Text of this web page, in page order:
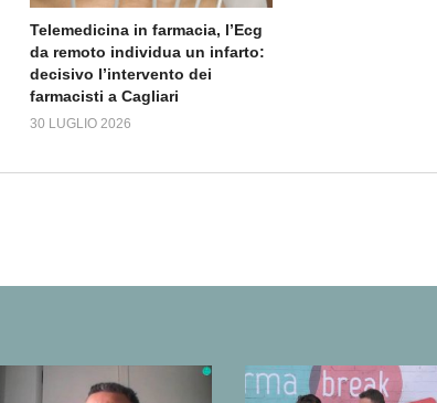
Telemedicina in farmacia, l’Ecg
da remoto individua un infarto:
decisivo l’intervento dei
farmacisti a Cagliari
30 LUGLIO 2026